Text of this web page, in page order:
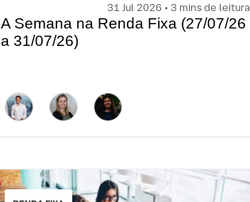
31 Jul 2026 • 3 mins de leitura
A Semana na Renda Fixa (27/07/26
a 31/07/26)